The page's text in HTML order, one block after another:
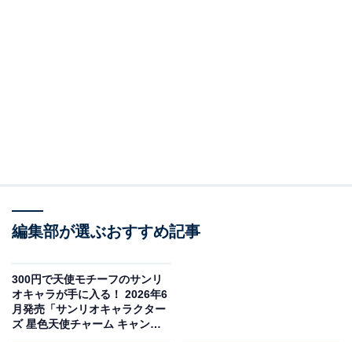
リラックマ ぎゅぎゅっとフェイス シリコンがまぐち（画像出典：アイピー
フォー）
アイピーフォーから2026年6月に発売される「リラック
編集部が選ぶおすすめ記事
300円で天使モチーフのサンリ
オキャラが手に入る！ 2026年6
月発売「サンリオキャラクター
ズ 星色天使チャーム キャンデ